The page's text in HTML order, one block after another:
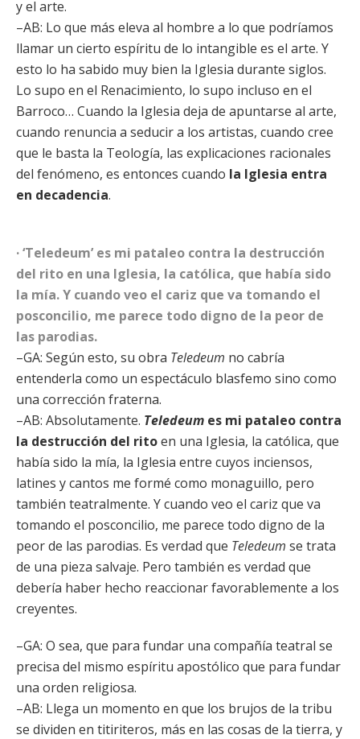
y el arte.
–AB: Lo que más eleva al hombre a lo que podríamos
llamar un cierto espíritu de lo intangible es el arte. Y
esto lo ha sabido muy bien la Iglesia durante siglos.
Lo supo en el Renacimiento, lo supo incluso en el
Barroco… Cuando la Iglesia deja de apuntarse al arte,
cuando renuncia a seducir a los artistas, cuando cree
que le basta la Teología, las explicaciones racionales
del fenómeno, es entonces cuando la Iglesia entra
en decadencia.
· ‘Teledeum’ es mi pataleo contra la destrucción
del rito en una Iglesia, la católica, que había sido
la mía. Y cuando veo el cariz que va tomando el
posconcilio, me parece todo digno de la peor de
las parodias.
–GA: Según esto, su obra Teledeum no cabría
entenderla como un espectáculo blasfemo sino como
una corrección fraterna.
–AB: Absolutamente. Teledeum es mi pataleo contra
la destrucción del ritoen una Iglesia, la católica, que
había sido la mía, la Iglesia entre cuyos inciensos,
latines y cantos me formé como monaguillo, pero
también teatralmente. Y cuando veo el cariz que va
tomando el posconcilio, me parece todo digno de la
peor de las parodias. Es verdad que Teledeum se trata
de una pieza salvaje. Pero también es verdad que
debería haber hecho reaccionar favorablemente a los
creyentes.
–GA: O sea, que para fundar una compañía teatral se
precisa del mismo espíritu apostólico que para fundar
una orden religiosa.
–AB: Llega un momento en que los brujos de la tribu
se dividen en titiriteros, más en las cosas de la tierra, y